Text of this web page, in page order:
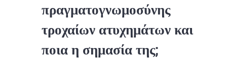
πραγματογνωμοσύνης
τροχαίων ατυχημάτων και
ποια η σημασία της;